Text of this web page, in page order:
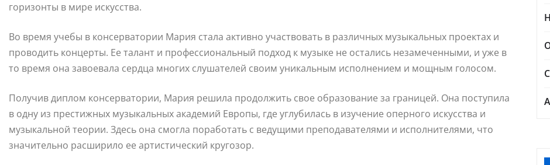
горизонты в мире искусства.
Во время учебы в консерватории Мария стала активно участвовать в различных музыкальных проектах и
проводить концерты. Ее талант и профессиональный подход к музыке не остались незамеченными, и уже в
то время она завоевала сердца многих слушателей своим уникальным исполнением и мощным голосом.
Получив диплом консерватории, Мария решила продолжить свое образование за границей. Она поступила
в одну из престижных музыкальных академий Европы, где углубилась в изучение оперного искусства и
музыкальной теории. Здесь она смогла поработать с ведущими преподавателями и исполнителями, что
значительно расширило ее артистический кругозор.